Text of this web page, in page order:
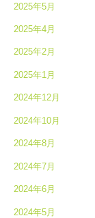
2025年5月
2025年4月
2025年2月
2025年1月
2024年12月
2024年10月
2024年8月
2024年7月
2024年6月
2024年5月